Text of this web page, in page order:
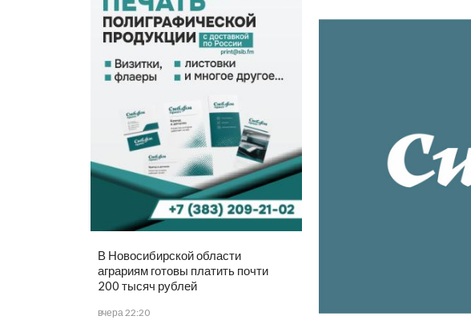
В Новосибирской области
аграриям готовы платить почти
200 тысяч рублей
вчера 22:20